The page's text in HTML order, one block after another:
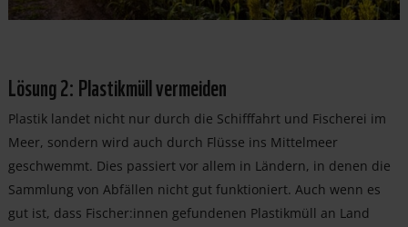
Lösung 2: Plastikmüll vermeiden
Plastik landet nicht nur durch die Schifffahrt und Fischerei im
Meer, sondern wird auch durch Flüsse ins Mittelmeer
geschwemmt. Dies passiert vor allem in Ländern, in denen die
Sammlung von Abfällen nicht gut funktioniert. Auch wenn es
gut ist, dass Fischer:innen gefundenen Plastikmüll an Land